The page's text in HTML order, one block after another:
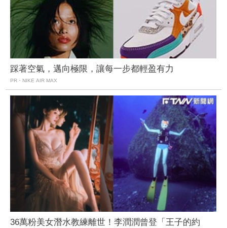
踩著空氣，邁向極限，讓每一步都輕盈有力
PR・NIKE AIR MAX
36萬粉美女潛水教練離世！李潤潤曾登「王子的約